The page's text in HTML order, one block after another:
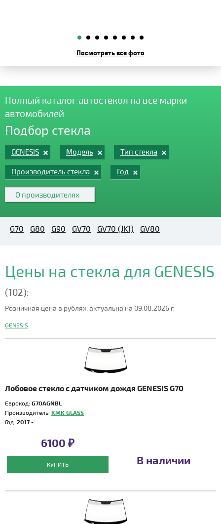
Посмотреть все фото
Полный каталог автостекол на все марки
автомобилей
Подбор стекла
GENESIS Модель Тип стекла
Производитель стекла Год
О производителях
G70 G80 G90 GV70 GV70 (JK1) GV80
Цены на стекла для GENESIS
(102):
Розничная цена в рублях, актуальна на 09.08.2026 г.
GENESIS
Лобовое стекло с датчиком дождя GENESIS G70
Еврокод: G70AGNBL
Производитель: KMK GLASS
Год: 2017 -
6100 ₽
КУПИТЬ В наличии